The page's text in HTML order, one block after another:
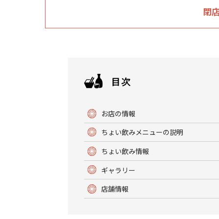
閉
お店の情報
ちょい飲みメニューの説明
ちょい飲み情報
ギャラリー
店舗情報